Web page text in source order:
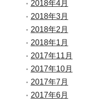
2018年4月
2018年3月
2018年2月
2018年1月
2017年11月
2017年10月
2017年7月
2017年6月